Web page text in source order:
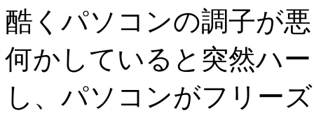
酷くパソコンの調子が
何かしていると突然ハ
し、パソコンがフリー